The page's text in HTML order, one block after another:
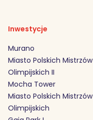
Inwestycje
Murano
Miasto Polskich Mistrzów
Olimpijskich II
Mocha Tower
Miasto Polskich Mistrzów
Olimpijskich